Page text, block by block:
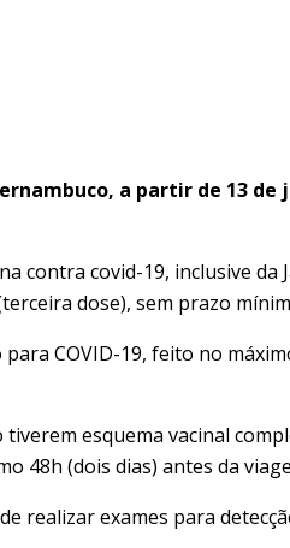
a partir de 13
contra covid-19, inclusive
dose), sem prazo
COVID-19, feito no
tiverem esquema vacinal
48h (dois dias) antes da
realizar exames para